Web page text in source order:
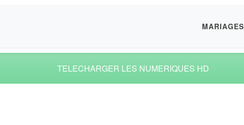
MARIAGES
TELECHARGER LES NUMERIQUES HD